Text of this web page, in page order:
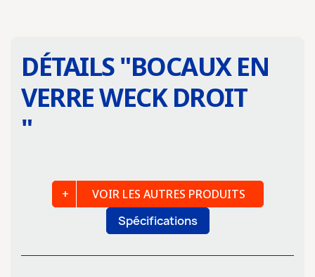
DÉTAILS "BOCAUX EN
VERRE WECK DROIT
"
Spécifications
VOIR LES AUTRES PRODUITS